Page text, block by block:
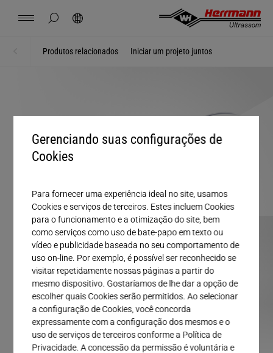
Gerenciando suas configurações de
Cookies
Para fornecer uma experiência ideal no site, usamos
Cookies e serviços de terceiros. Estes incluem Cookies
para o funcionamento e a otimização do site, bem
como serviços como uso de bate-papo em texto ou
vídeo e publicidade baseada no seu comportamento de
uso on-line. Por exemplo, é possível ser reconhecido se
visitar repetidamente nossas páginas a partir do
mesmo dispositivo. Gostaríamos de lhe dar a opção de
escolher quais Cookies serão permitidos. Ao selecionar
a configuração de Cookies, você concorda
expressamente com a configuração dos mesmos e o
uso de serviços de terceiros conforme a Política de
Privacidade. A concessão da permissão é voluntária e
ocultar pesquisa da página
Soldar com ultrassom
Produtos
Empresa
Serviço
Contato Localizações Notícias Trabalho Downloads
Mexico español
Hungary
Japan 日本語
Produtos relacionados Iniciar um projeto juntos